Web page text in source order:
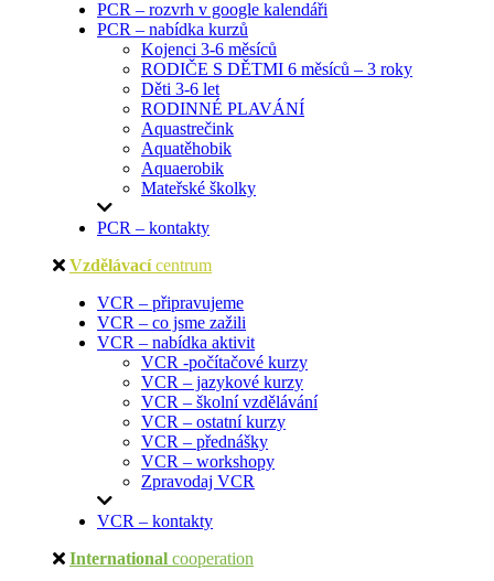
PCR – rozvrh v google kalendáři
PCR – nabídka kurzů
Kojenci 3-6 měsíců
RODIČE S DĚTMI 6 měsíců – 3 roky
Děti 3-6 let
RODINNÉ PLAVÁNÍ
Aquastrečink
Aquatěhobik
Aquaerobik
Mateřské školky
PCR – kontakty
Vzdělávací centrum
VCR – připravujeme
VCR – co jsme zažili
VCR – nabídka aktivit
VCR -počítačové kurzy
VCR – jazykové kurzy
VCR – školní vzdělávání
VCR – ostatní kurzy
VCR – přednášky
VCR – workshopy
Zpravodaj VCR
VCR – kontakty
International cooperation